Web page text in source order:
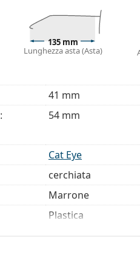
di tessuto anziché
occhiali da vista
e scopri la
guida agli occhiali da
Leggere attentamente le
135 mm
Lunghezza asta (Asta)
41 mm
54 mm
Cat Eye
cerchiata
Marrone
Plastica
S